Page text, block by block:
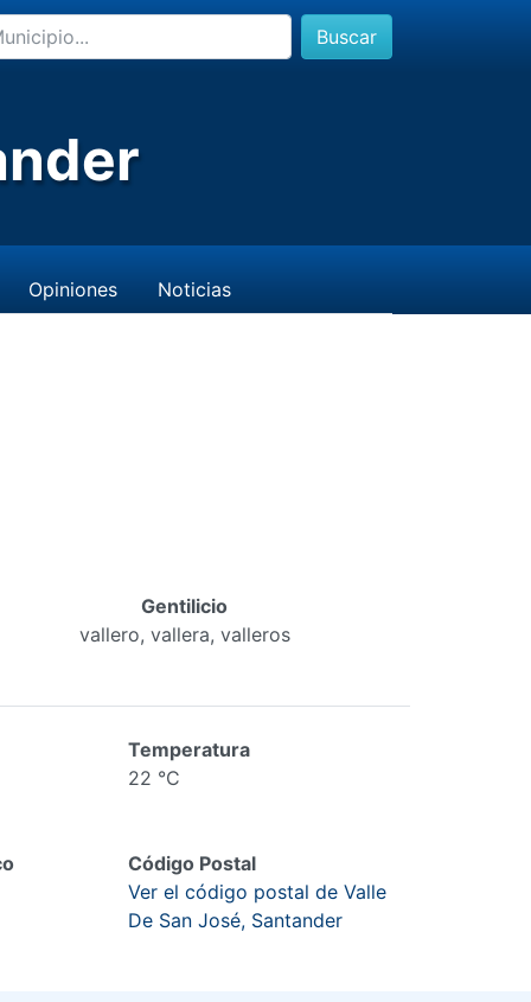
Buscar
Opiniones Noticias
Gentilicio
vallero, vallera, valleros
Temperatura
22 °C
Código Postal
Ver el código postal de Valle
De San José, Santander